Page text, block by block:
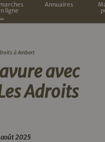
ligne
Annuaires
à Ambert
avec
Adroits
2025